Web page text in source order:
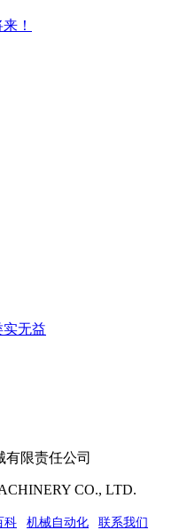
！
无益
有限责任公司
CO., LTD.
科 机械自动化 联系我们